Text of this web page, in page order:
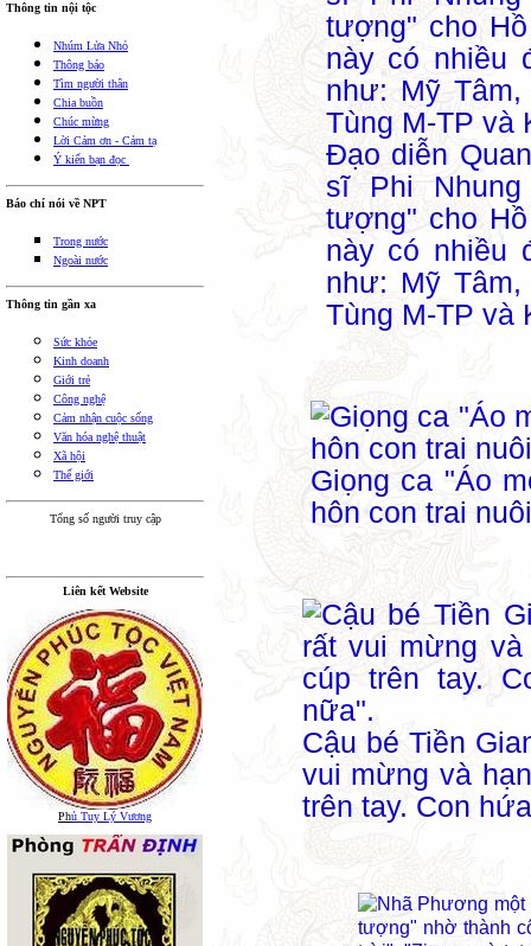
Thông tin nội tộc
Nhúm Lửa Nhỏ
Thông báo
Tìm người thân
Chia buồn
Chúc mừng
Lời Cảm ơn - Cảm tạ
Ý kiến bạn đọc
Báo chí nói về NPT
Trong nước
Ngoài nước
Thông tin gần xa
Sức khỏe
Kinh doanh
Giới trẻ
Công nghệ
Cảm nhận cuộc sống
Văn hóa nghệ thuật
Xã hội
Thế giới
Tổng số người truy cập
Liên kết Website
Phủ Tuy Lý Vương
Đạo diễn
sĩ Phi
tượng" cho
này có nhiều
như: Mỹ
Tùng M-TP và
Giọng ca "Áo
hôn con trai
Cậu bé Tiền
vui mừng và
trên tay. Con